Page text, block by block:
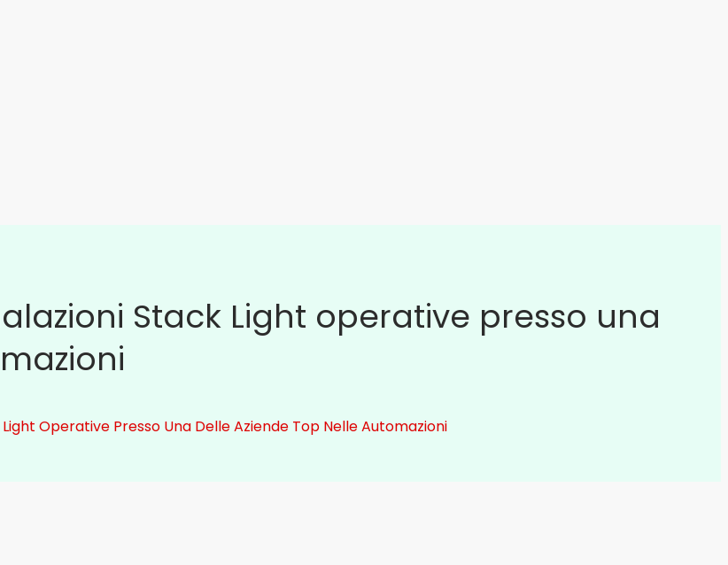
Stack Light operative presso una
Operative Presso Una Delle Aziende Top Nelle Automazioni